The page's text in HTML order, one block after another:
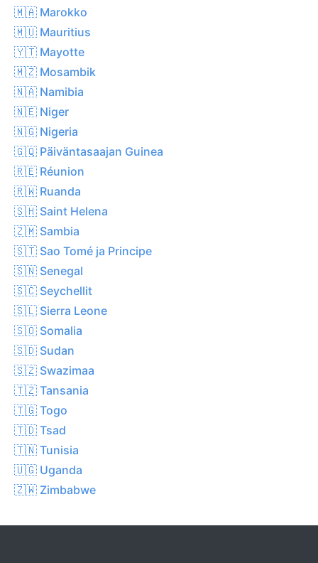
🇲🇦 Marokko
🇲🇺 Mauritius
🇾🇹 Mayotte
🇲🇿 Mosambik
🇳🇦 Namibia
🇳🇪 Niger
🇳🇬 Nigeria
🇬🇶 Päiväntasaajan Guinea
🇷🇪 Réunion
🇷🇼 Ruanda
🇸🇭 Saint Helena
🇿🇲 Sambia
🇸🇹 Sao Tomé ja Principe
🇸🇳 Senegal
🇸🇨 Seychellit
🇸🇱 Sierra Leone
🇸🇴 Somalia
🇸🇩 Sudan
🇸🇿 Swazimaa
🇹🇿 Tansania
🇹🇬 Togo
🇹🇩 Tsad
🇹🇳 Tunisia
🇺🇬 Uganda
🇿🇼 Zimbabwe